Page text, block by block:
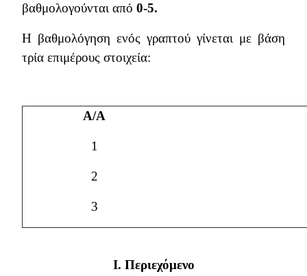
βαθμολογούνται από 0-5.
Η βαθμολόγηση ενός γραπτού γίνεται με βάση
τρία επιμέρους στοιχεία:
Α/Α
1
2
3
I. Περιεχόμενο